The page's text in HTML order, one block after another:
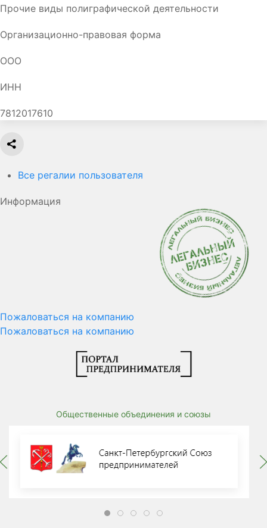
Прочие виды полиграфической деятельности
Организационно-правовая форма
ООО
ИНН
7812017610
Все регалии пользователя
Информация
Пожаловаться на компанию
Пожаловаться на компанию
Общественные объединения и союзы